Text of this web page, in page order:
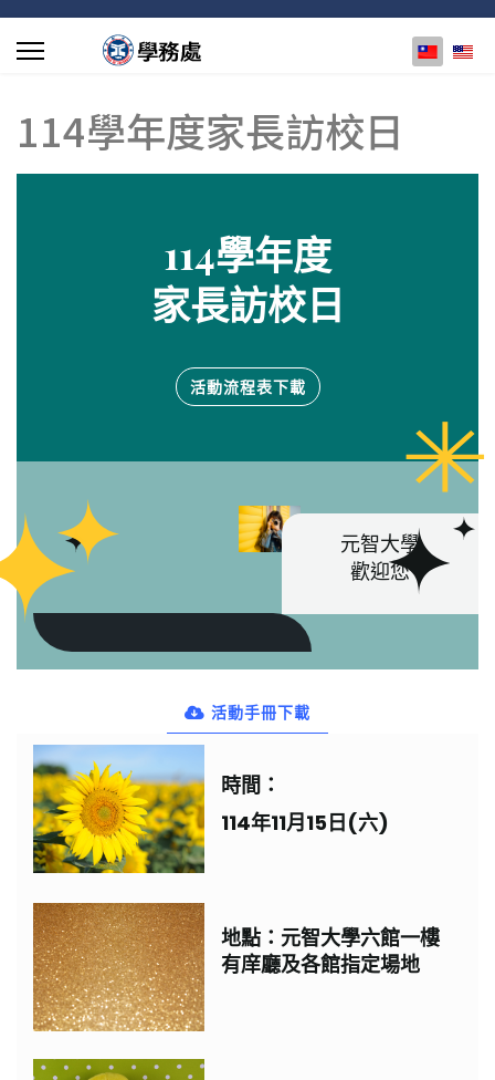
選擇你的
114學年度家長訪校日
114學年度
家長訪校日
活動流程表下載
元智大學
歡迎您
活動手冊下載
時間：
114年11月15日(六)
地點：元智大學六館一樓
有庠廳及各館指定場地